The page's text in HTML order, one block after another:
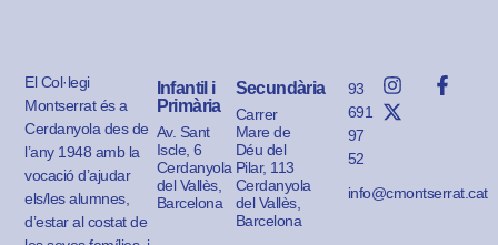
El Col·legi
Montserrat és a
Cerdanyola des de
l’any 1948 amb la
vocació d’ajudar
els/les alumnes,
d’estar al costat de
Infantil i
Primària
Av. Sant
Iscle, 6
Cerdanyola
del Vallès,
Barcelona
Secundària
Carrer
Mare de
Déu del
Pilar, 113
Cerdanyola
del Vallès,
Barcelona
93
691
97
52
info@cmontserrat.cat